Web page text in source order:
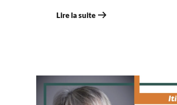
Lire la suite